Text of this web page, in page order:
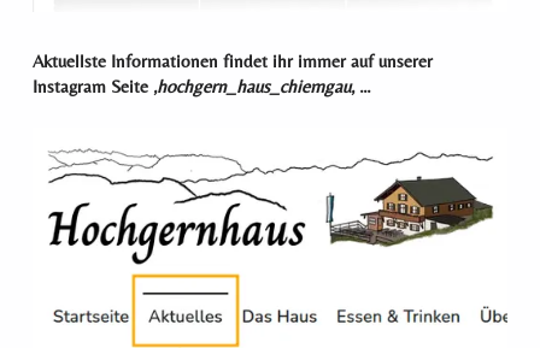
Aktuellste Informationen findet ihr immer auf unserer
Instagram Seite ‚hochgern_haus_chiemgau‚ …